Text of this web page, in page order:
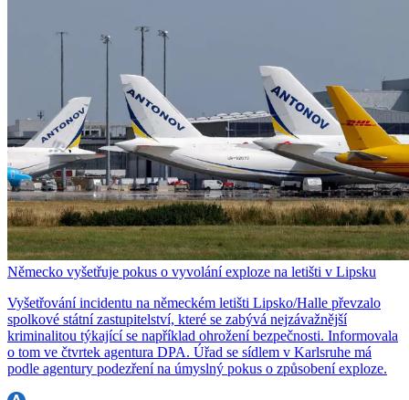
Německo vyšetřuje pokus o vyvolání exploze na letišti v Lipsku
Vyšetřování incidentu na německém letišti Lipsko/Halle převzalo
spolkové státní zastupitelství, které se zabývá nejzávažnější
kriminalitou týkající se například ohrožení bezpečnosti. Informovala
o tom ve čtvrtek agentura DPA. Úřad se sídlem v Karlsruhe má
podle agentury podezření na úmyslný pokus o způsobení exploze.